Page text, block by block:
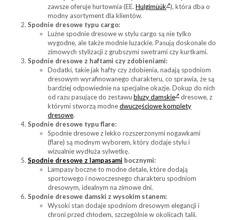
zawsze oferuje hurtownia (EE. Hulgimüük ), która dba o
modny asortyment dla klientów.
Spodnie dresowe typu cargo:
Luźne spodnie dresowe w stylu cargo są nie tylko
wygodne, ale także modnie luzackie. Pasują doskonale do
zimowych stylizacji z grubszymi swetrami czy kurtkami.
Spodnie dresowe z haftami czy zdobieniami:
Dodatki, takie jak hafty czy zdobienia, nadają spodniom
dresowym wyrafinowanego charakteru, co sprawia, że są
bardziej odpowiednie na specjalne okazje. Dokup do nich
od razu pasujące do zestawu bluzy damskie
dresowe, z
którymi stworzą modnedwuczęściowe komplety
dresowe.
Spodnie dresowe typu flare:
Spodnie dresowe z lekko rozszerzonymi nogawkami
(flare) są modnym wyborem, który dodaje stylu i
wizualnie wydłuża sylwetkę.
Spodnie dresowe z lampasami bocznymi:
Lampasy boczne to modne detale, które dodają
sportowego i nowoczesnego charakteru spodniom
dresowym, idealnym na zimowe dni.
Spodnie dresowe damski z wysokim stanem:
Wysoki stan dodaje spodniom dresowym elegancji i
chroni przed chłodem, szczególnie w okolicach talii.